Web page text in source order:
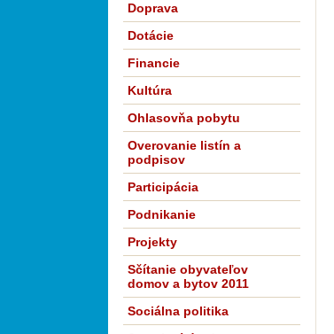
Doprava
Dotácie
Financie
Kultúra
Ohlasovňa pobytu
Overovanie listín a
podpisov
Participácia
Podnikanie
Projekty
Sčítanie obyvateľov
domov a bytov 2011
Sociálna politika